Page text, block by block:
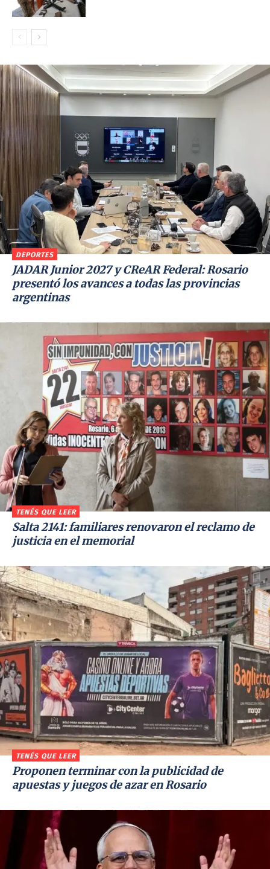
DEPORTES
JADAR Junior 2027 y CReAR Federal: Rosario
presentó los avances a todas las provincias
argentinas
TENÉS QUE LEER
Salta 2141: familiares renovaron el reclamo de
justicia en el memorial
TENÉS QUE LEER
Proponen terminar con la publicidad de
apuestas y juegos de azar en Rosario